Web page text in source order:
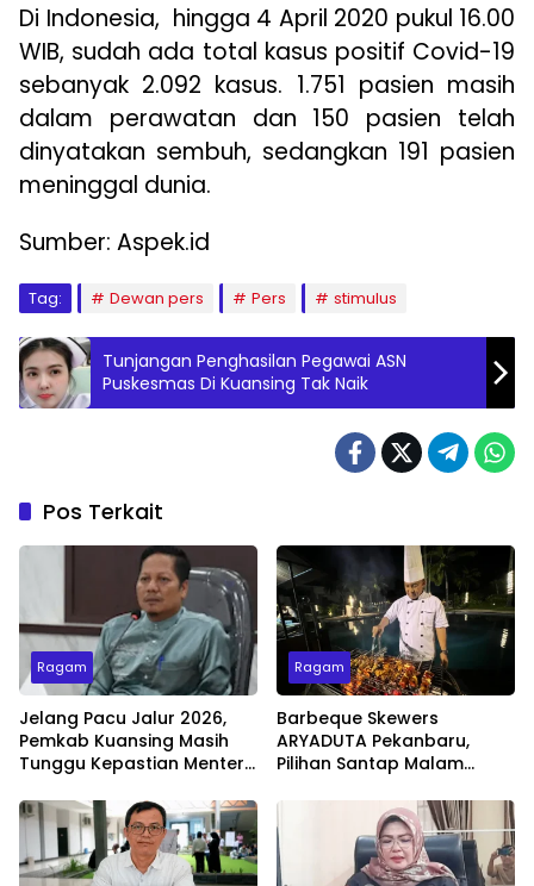
Di Indonesia, hingga 4 April 2020 pukul 16.00
WIB, sudah ada total kasus positif Covid-19
sebanyak 2.092 kasus. 1.751 pasien masih
dalam perawatan dan 150 pasien telah
dinyatakan sembuh, sedangkan 191 pasien
meninggal dunia.
Sumber: Aspek.id
Tag: Dewan pers Pers stimulus
Tunjangan Penghasilan Pegawai ASN
Puskesmas Di Kuansing Tak Naik
Pos Terkait
Ragam
Jelang Pacu Jalur 2026,
Pemkab Kuansing Masih
Tunggu Kepastian Menteri
Ragam
Barbeque Skewers
ARYADUTA Pekanbaru,
Pilihan Santap Malam